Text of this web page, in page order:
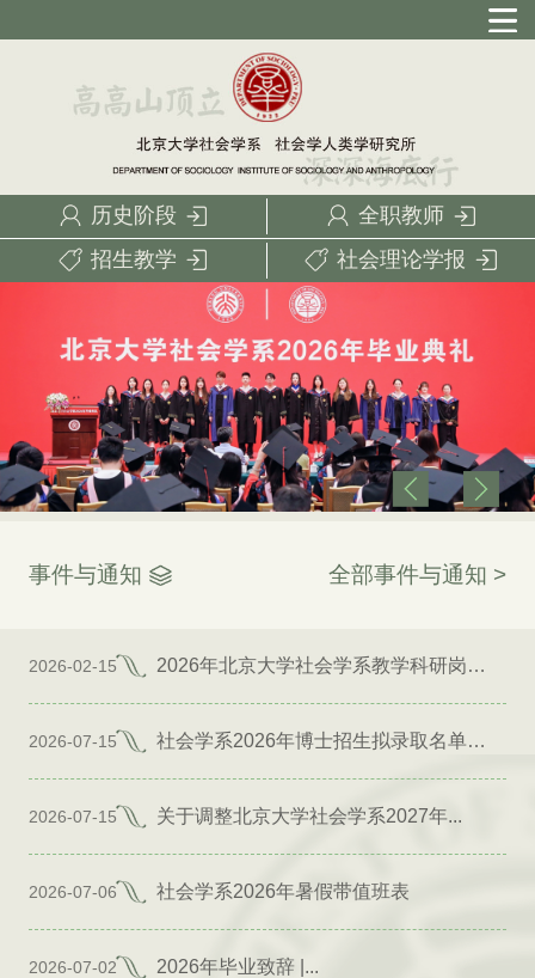
历史阶段
全职教师
招生教学
社会理论学报
事件与通知 全部事件与通知 >
2026-02-15 2026年北京大学社会学系教学科研岗位招聘启事
2026-07-15 社会学系2026年博士招生拟录取名单公示（专项）
2026-07-15 关于调整北京大学社会学系2027年...
2026-07-06 社会学系2026年暑假带值班表
2026-07-02 2026年毕业致辞 |...